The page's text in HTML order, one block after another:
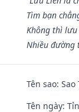
Tìm bạn
Không thì
Nhiều đường
Tên sao: Sao
Tên ngày: